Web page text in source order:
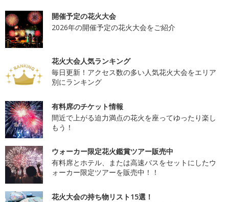
開催予定の花火大会
2026年の開催予定の花火大会をご紹介
花火大会人気ランキング
毎日更新！アクセス数の多い人気花火大会をエリア
別にランキング
有料席のチケット情報
間近で上がる迫力満点の花火を座ってゆったり楽し
もう！
ウォーカー限定花火鑑賞ツアー販売中
有料席とホテル、または高速バスをセットにしたウ
ォーカー限定ツアーを販売中！！
花火大会の持ち物リスト15選！